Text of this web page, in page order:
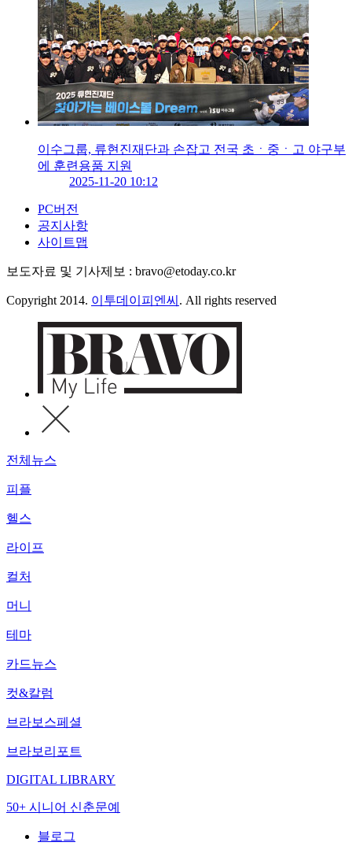
이수그룹, 류현진재단과 손잡고 전국 초ㆍ중ㆍ고 야구부
에 훈련용품 지원
2025-11-20 10:12
PC버전
공지사항
사이트맵
보도자료 및 기사제보 : bravo@etoday.co.kr
Copyright 2014. 이투데이피엔씨 . All rights reserved
전체뉴스
피플
헬스
라이프
컬처
머니
테마
카드뉴스
컷&칼럼
브라보스페셜
브라보리포트
DIGITAL LIBRARY
50+ 시니어 신춘문예
블로그